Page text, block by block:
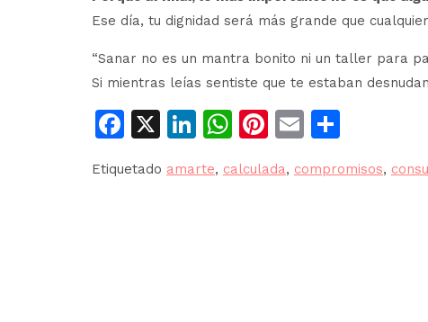
Ese día, tu dignidad será más grande que
“Sanar no es un mantra bonito ni un taller para
Si mientras leías sentiste que te estaban
Facebook
X LinkedIn
WhatsApp
Pinterest
Email
Etiquetado amarte, calculada, compromisos,